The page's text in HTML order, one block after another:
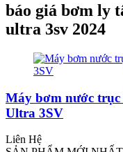
báo giá bơm ly
ultra 3sv 2024
Máy bơm nước trục
Ultra 3SV
Liên Hệ